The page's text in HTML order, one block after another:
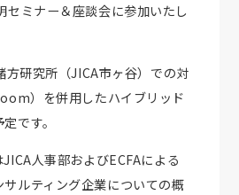
セミナー＆座談会に参加いたし
方研究所（JICA市ヶ谷）での対
）を併用したハイブリッド
です。
人事部およびECFAによる
ルティング企業についての概